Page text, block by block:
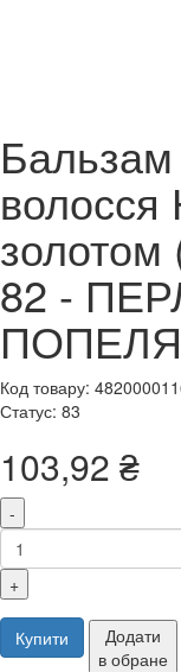
82 -
Код товару:
Статус: 83
103,92 ₴
-
+
Купити
Додати
в обране